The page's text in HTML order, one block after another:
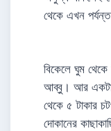
থেকে এখন
বিকেলে ঘুম
আব্বু। আর একটা
থেকে ৫ টাকার
দোকানের